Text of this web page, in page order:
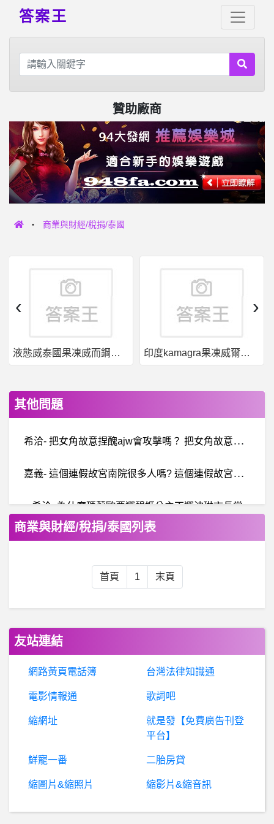
答案王
贊助廠商
商業與財經/稅捐/泰國
液態威泰國果凍威而鋼哪裡買 印度kamagra果凍威爾剛用於治療男性勃起功能障礙
‹ ›
其他問題
希
洽- 把女角故意捏醜ajw會攻擊嗎？ 把女角故意捏醜ajw會攻擊嗎？
嘉
義- 這個連假故宮南院很多人嗎? 這個連假故宮南院很多人嗎?
希洽- 為什麼瑪莉歐要選碧姬公主不選波琳市長當
A
ave是真是假？假投資真詐騙、Aave詐騙、Aave交易所詐騙、Aave挖礦詐騙、質押活動詐騙、USDT加密貨幣詐騙、無法出金
企鵝家族- 現在哪裡還有再播嗎？0.0
軟體人- 前端面試的作品 前端面試的作品
BaseballXXXX- 丘瓜快跑 丘瓜快跑
神魔之塔(Tower of Saviors)- 限界突破沒反應
商業與財經/稅捐/泰國列表
首頁 1 末頁
友站連結
網路黃頁電話簿 台灣法律知識通
電影情報通 歌詞吧
縮網址
就是發【免費廣告刊登
平台】
鮮寵一番 二胎房貸
縮圖片&縮照片 縮影片&縮音訊